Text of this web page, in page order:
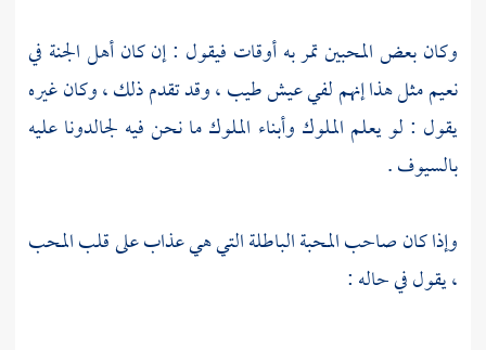
وكان بعض المحبين تمر به أوقات فيقول : إن كان أهل الجنة في
نعيم مثل هذا إنهم لفي عيش طيب ، وقد تقدم ذلك ، وكان غيره
يقول : لو يعلم الملوك وأبناء الملوك ما نحن فيه لجالدونا عليه
بالسيوف .
وإذا كان صاحب المحبة الباطلة التي هي عذاب على قلب المحب
، يقول في حاله :